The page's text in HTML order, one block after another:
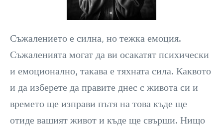
Съжалението е силна, но тежка емоция.
Съжаленията могат да ви осакатят психически
и емоционално, такава е тяхната сила. Каквото
и да изберете да правите днес с живота си и
времето ще изправи пътя на това къде ще
отиде вашият живот и къде ще свърши. Нищо